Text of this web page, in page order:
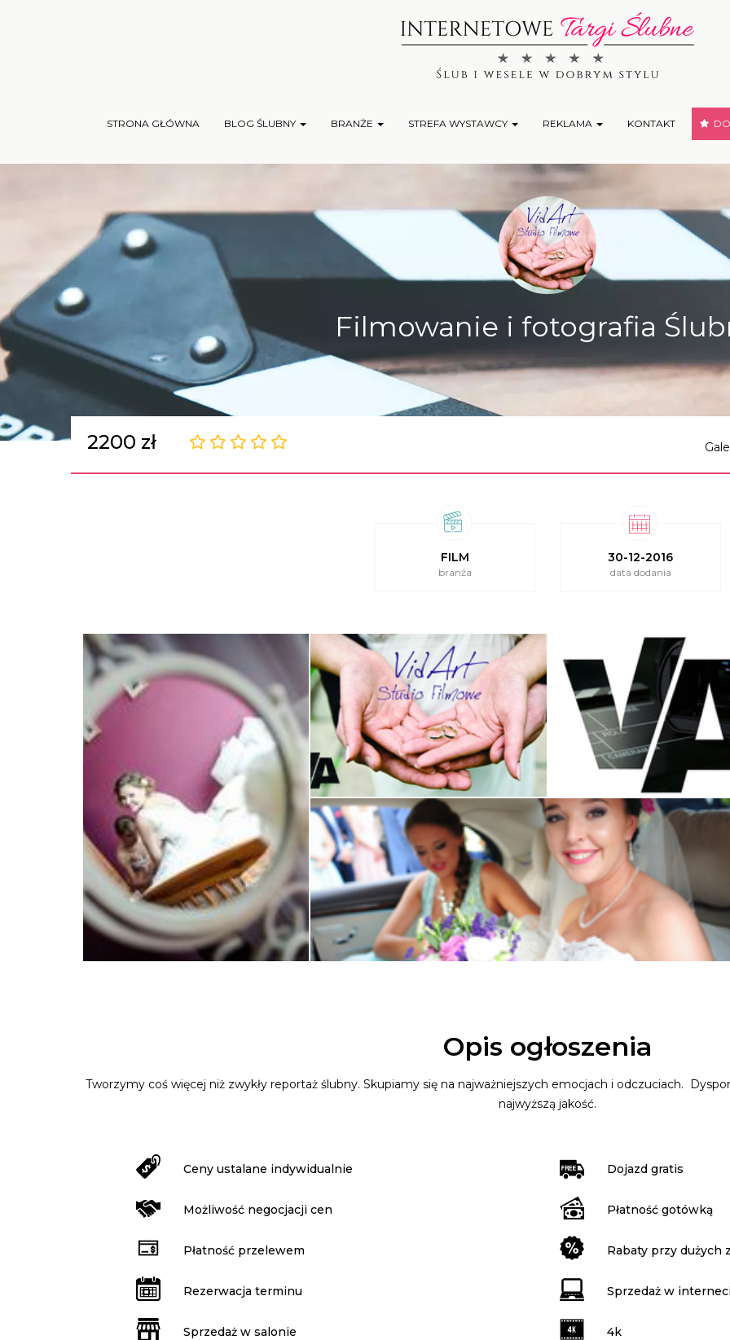
STRONA GŁÓWNA BLOG ŚLUBNY BRANŻE STREFA WYSTAWCY REKLAMA KONTAKT
Filmowanie i fotografia
2200 zł
FILM
branża
30-12-2016
data dodania
Opis ogłoszenia
Tworzymy coś więcej niż zwykły reportaż ślubny. Skupiamy się na najważniejszych emocjach i odczuciach.
najwyższą jakość.
Ceny ustalane indywidualnie Dojazd gratis
Możliwość negocjacji cen Płatność gotówką
Płatność przelewem Rabaty przy dużych
Rezerwacja terminu Sprzedaż w
Sprzedaż w salonie 4k